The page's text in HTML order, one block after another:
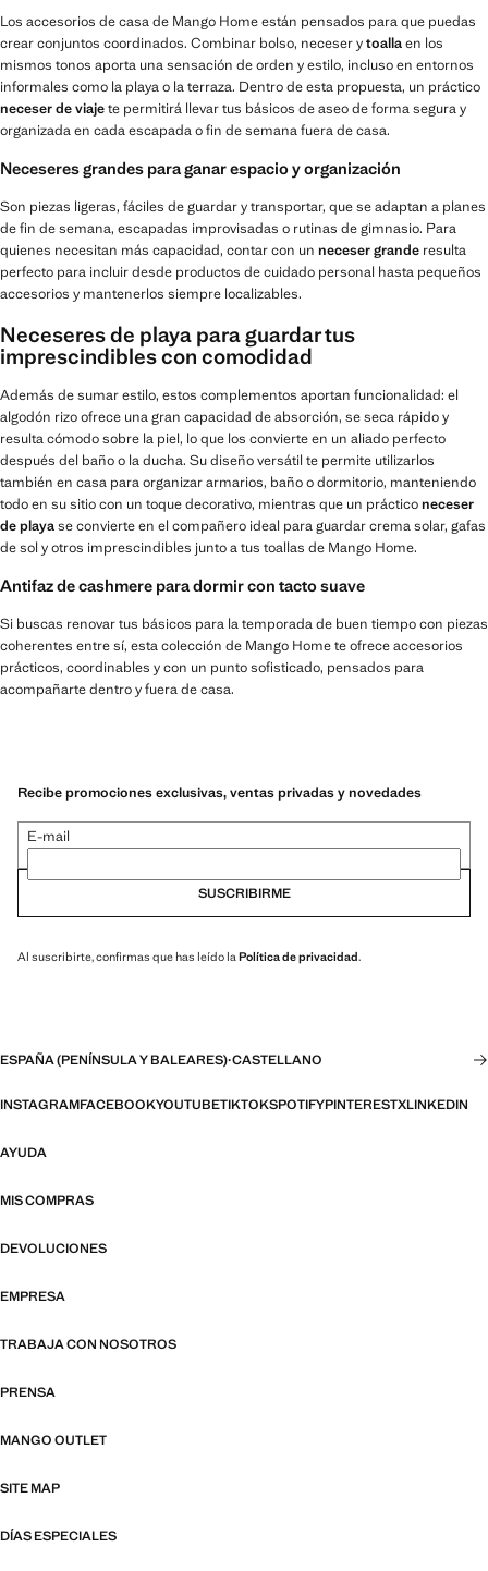
Los accesorios de casa de Mango Home están pensados para que puedas
crear conjuntos coordinados. Combinar bolso, neceser ytoallaen los
mismos tonos aporta una sensación de orden y estilo, incluso en entornos
informales como la playa o la terraza. Dentro de esta propuesta, un práctico
neceser de viajete permitirá llevar tus básicos de aseo de forma segura y
organizada en cada escapada o fin de semana fuera de casa.
Neceseres grandes para ganar espacio y organización
Son piezas ligeras, fáciles de guardar y transportar, que se adaptan a planes
de fin de semana, escapadas improvisadas o rutinas de gimnasio. Para
quienes necesitan más capacidad, contar con un neceser grande resulta
perfecto para incluir desde productos de cuidado personal hasta pequeños
accesorios y mantenerlos siempre localizables.
Neceseres de playa para guardar tus
imprescindibles con comodidad
Además de sumar estilo, estos complementos aportan funcionalidad: el
algodón rizo ofrece una gran capacidad de absorción, se seca rápido y
resulta cómodo sobre la piel, lo que los convierte en un aliado perfecto
después del baño o la ducha. Su diseño versátil te permite utilizarlos
también en casa para organizar armarios, baño o dormitorio, manteniendo
todo en su sitio con un toque decorativo, mientras que un prácticoneceser
de playase convierte en el compañero ideal para guardar crema solar, gafas
de sol y otros imprescindibles junto a tus toallas de Mango Home.
Antifaz de cashmere para dormir con tacto suave
Si buscas renovar tus básicos para la temporada de buen tiempo con piezas
coherentes entre sí, esta colección de Mango Home te ofrece accesorios
prácticos, coordinables y con un punto sofisticado, pensados para
acompañarte dentro y fuera de casa.
Recibe promociones exclusivas, ventas privadas y novedades
E-mail
SUSCRIBIRME
Al suscribirte, confirmas que has leído laPolítica de privacidad.
ESPAÑA (PENÍNSULA Y BALEARES)·CASTELLANO
INSTAGRAMFACEBOOKYOUTUBETIKTOKSPOTIFYPINTERESTXLINKEDIN
AYUDA
MIS COMPRAS
DEVOLUCIONES
EMPRESA
TRABAJA CON NOSOTROS
PRENSA
MANGO OUTLET
SITE MAP
DÍAS ESPECIALES